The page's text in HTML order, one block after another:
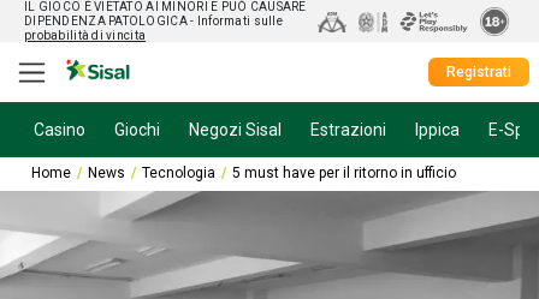
IL GIOCO È VIETATO AI MINORI E PUÒ CAUSARE
DIPENDENZA PATOLOGICA - Informati sulle
probabilità di vincita
Registrati
Casino Giochi Negozi Sisal Estrazioni Ippica E-
Home News Tecnologia 5 must have per il ritorno in ufficio